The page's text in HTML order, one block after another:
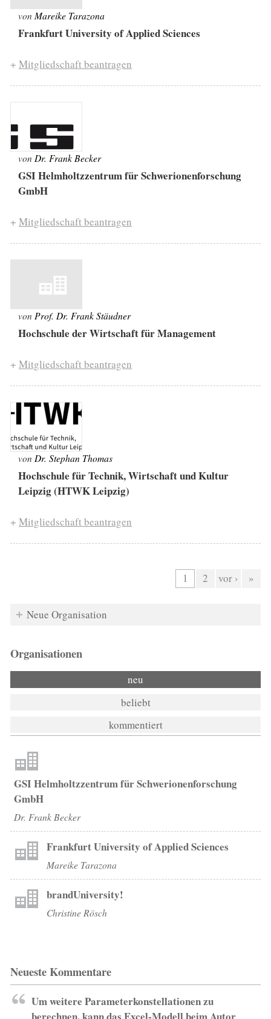
von Mareike Tarazona
Frankfurt University of Applied Sciences
+ Mitgliedschaft beantragen
von Dr. Frank Becker
GSI Helmholtzzentrum für Schwerionenforschung
GmbH
+ Mitgliedschaft beantragen
von Prof. Dr. Frank Stäudner
Hochschule der Wirtschaft für Management
+ Mitgliedschaft beantragen
von Dr. Stephan Thomas
Hochschule für Technik, Wirtschaft und Kultur
Leipzig (HTWK Leipzig)
+ Mitgliedschaft beantragen
1 2 vor › »
Neue Organisation
Organisationen
neu
beliebt
kommentiert
GSI Helmholtzzentrum für Schwerionenforschung
GmbH
Dr. Frank Becker
Frankfurt University of Applied Sciences
Mareike Tarazona
brandUniversity!
Christine Rösch
Neueste Kommentare
Um weitere Parameterkonstellationen zu